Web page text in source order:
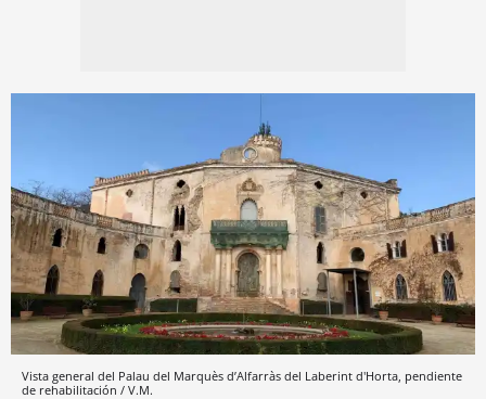
Vista general del Palau del Marquès d’Alfarràs del Laberint d'Horta, pendiente
de rehabilitación / V.M.